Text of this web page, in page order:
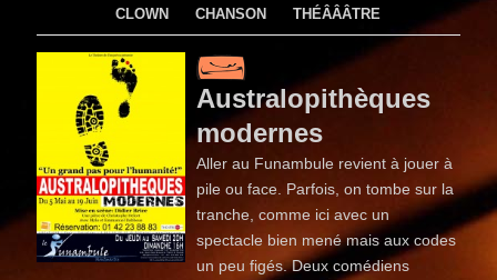
CLOWN
CHANSON THÉÂÂÂTRE
Australopithèques
modernes
Aller au Funambule revient à jouer à
pile ou face. Parfois, on tombe sur la
tranche, comme ici avec un
spectacle bien mené mais aux codes
un peu figés. Deux comédiens